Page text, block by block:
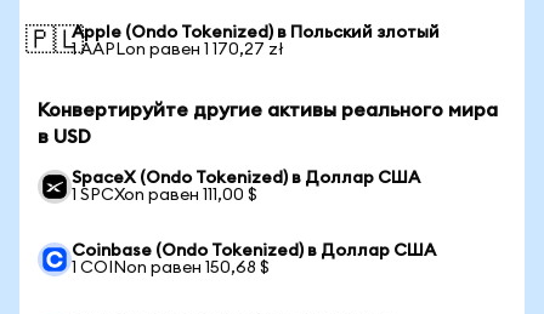
🇵🇱Apple (Ondo Tokenized) в Польский злотый
1 AAPLon равен 1 170,27 zł
Конвертируйте другие активы реального мира
в USD
SpaceX (Ondo Tokenized) в Доллар США
1 SPCXon равен 111,00 $
Coinbase (Ondo Tokenized) в Доллар США
1 COINon равен 150,68 $